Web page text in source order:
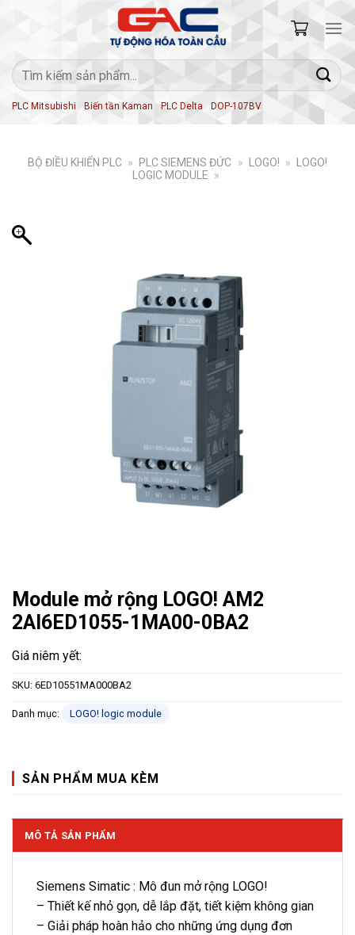
Tìm
kiếm:
PLC Mitsubishi Biến tần Kaman PLC Delta DOP-107BV
BỘ ĐIỀU KHIỂN PLC » PLC SIEMENS ĐỨC » LOGO! »
LOGO!
LOGIC MODULE »
Module mở rộng LOGO! AM2
2AI6ED1055-1MA00-0BA2
SKU: 6ED10551MA000BA2
Danh mục: LOGO! logic module
SẢN PHẨM MUA KÈM
MÔ TẢ SẢN PHẨM
Siemens Simatic : Mô đun mở rộng LOGO!
– Thiết kế nhỏ gọn, dễ lắp đặt, tiết kiệm không gian
– Giải pháp hoàn hảo cho những ứng dụng đơn